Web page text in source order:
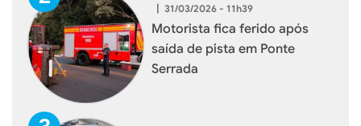
| 31/03/2026 - 11h39
Motorista fica ferido após
saída de pista em Ponte
Serrada